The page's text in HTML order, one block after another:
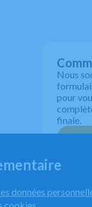
Nous
pour
finale.
données